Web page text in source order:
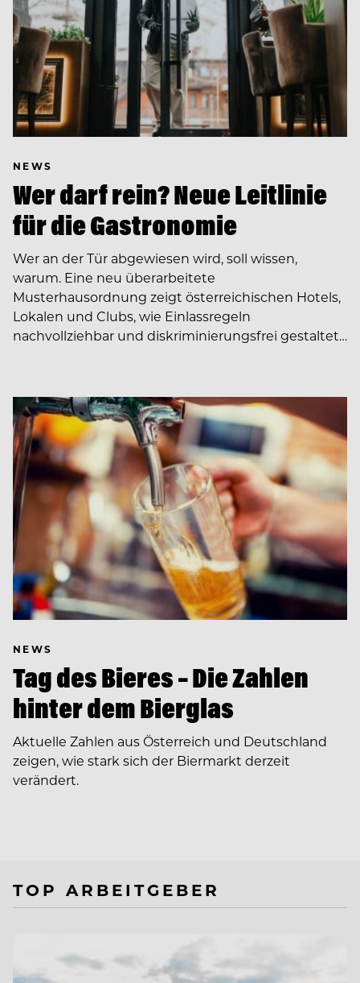
NEWS
Wer darf rein? Neue Leitlinie
für die Gastronomie
Wer an der Tür abgewiesen wird, soll wissen,
warum. Eine neu überarbeitete
Musterhausordnung zeigt österreichischen Hotels,
Lokalen und Clubs, wie Einlassregeln
nachvollziehbar und diskriminierungsfrei gestaltet…
NEWS
Tag des Bieres – Die Zahlen
hinter dem Bierglas
Aktuelle Zahlen aus Österreich und Deutschland
zeigen, wie stark sich der Biermarkt derzeit
verändert.
TOP ARBEITGEBER